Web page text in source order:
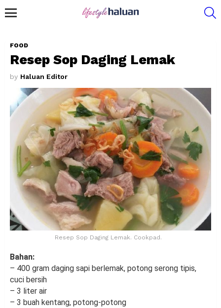
FOOD
Resep Sop Daging Lemak
by Haluan Editor
Resep Sop Daging Lemak. Cookpad.
Bahan:
– 400 gram daging sapi berlemak, potong serong tipis,
cuci bersih
– 3 liter air
– 3 buah kentang, potong-potong